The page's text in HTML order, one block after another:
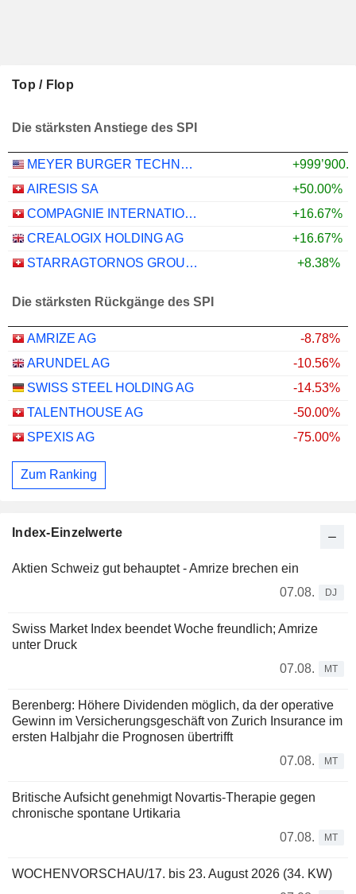
Index-Einzelwerte
Aktien Schweiz gut behauptet - Amrize brechen ein
07.08.
DJ
Swiss Market Index beendet Woche freundlich; Amrize
unter Druck
07.08.
MT
Berenberg: Höhere Dividenden möglich, da der operative
Gewinn im Versicherungsgeschäft von Zurich Insurance im
ersten Halbjahr die Prognosen übertrifft
07.08.
MT
Britische Aufsicht genehmigt Novartis-Therapie gegen
chronische spontane Urtikaria
07.08.
MT
WOCHENVORSCHAU/17. bis 23. August 2026 (34. KW)
Top / Flop
Die stärksten Anstiege des SPI
MEYER BURGER TECHNOLOGY AG
AIRESIS SA
+50.00%
COMPAGNIE INTERNATIONALE POUR LA COMMUNICATION
+16.67%
CREALOGIX HOLDING AG
+16.67%
STARRAGTORNOS GROUP AG
+8.38%
Die stärksten Rückgänge des SPI
AMRIZE AG
-8.78%
ARUNDEL AG
-10.56%
SWISS STEEL HOLDING AG
-14.53%
TALENTHOUSE AG
-50.00%
SPEXIS AG
-75.00%
Zum Ranking